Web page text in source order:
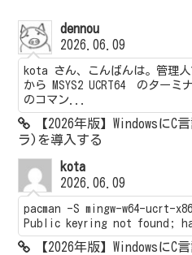
dennou
2026.06.09
kota さん、こんばんは。管理
から MSYS2 UCRT64 のターミ
のコマン...
【2026年版】Windowsに
ラ)を導入する
kota
2026.06.09
pacman -S mingw-w64-ucrt-
Public keyring not found;
【2026年版】Windowsに